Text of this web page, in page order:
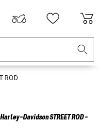
ROD
Harley-DavidsonSTREET ROD -